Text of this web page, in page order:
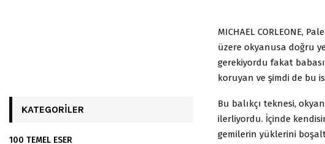
MICHAEL CORLEONE,
üzere okyanusa doğru
gerekiyordu fakat
koruyan ve şimdi de bu
Bu balıkçı teknesi,
ilerliyordu. İçinde
gemilerin yüklerini
KATEGORILER
100 TEMEL ESER